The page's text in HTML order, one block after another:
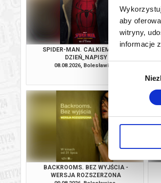
aby
witryny,
informacje
Wybór
SPIDER-MAN. CAŁKIEM NOWY
DZIEŃ_NAPISY
08.08.2026, Bolesławiec
BACKROOMS. BEZ WYJŚCIA -
WERSJA ROZSZERZONA